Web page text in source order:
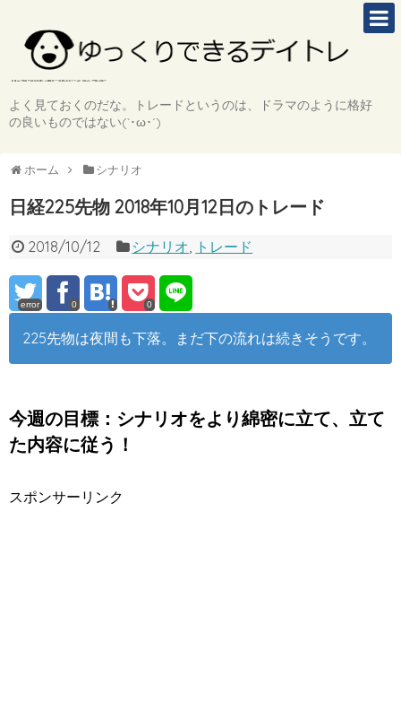
よく見ておくのだな。トレードというのは、ドラマのように格好
の良いものではない(`･ω･´)
ホーム シナリオ
日経225先物 2018年10月12日のトレード
2018/10/12 シナリオ トレード
error 0 0
225先物は夜間も下落。まだ下の流れは続きそうです。
今週の目標：シナリオをより綿密に立て、立て
た内容に従う！
スポンサーリンク